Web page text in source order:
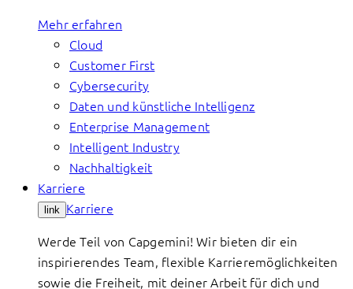
Mehr erfahren
Cloud
Customer First
Cybersecurity
Daten und künstliche Intelligenz
Enterprise Management
Intelligent Industry
Nachhaltigkeit
Karriere
link Karriere
Werde Teil von Capgemini! Wir bieten dir ein
inspirierendes Team, flexible Karrieremöglichkeiten
sowie die Freiheit, mit deiner Arbeit für dich und